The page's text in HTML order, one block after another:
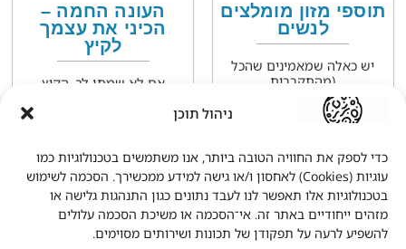
ניהול תוכן
כדי לספק את החוויה הטובה ביותר, אנו משתמשים בטכנולוגיות כמו
עוגיות (Cookies) לאחסון ו/או גישה למידע ממכשירך. הסכמה לשימוש
בטכנולוגיות אלו תאפשר לנו לעבד נתונים כגון התנהגות גלישה או
מזהים ייחודיים באתר זה. אי־הסכמה או משיכת הסכמה עלולים
להשפיע לרעה על תפקודן של תכונות ושירותים מסוימים.
תוספי מזון מומלצים
לנשים
יש כאלה שמאמינים שהכל
(מהתקררות
קרא עוד>>
העונה החמה –
הכיני את עצמך
לקיץ
אם לא שמתן לב, הקיץ
נשים נשים